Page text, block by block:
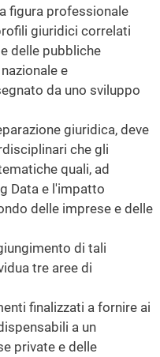
figura professionale
giuridici correlati
delle pubbliche
e
da uno sviluppo
giuridica, deve
che gli
quali, ad
Data e l'impatto
delle imprese e delle
di tali
tre aree di
finalizzati a fornire ai
a un
private e delle